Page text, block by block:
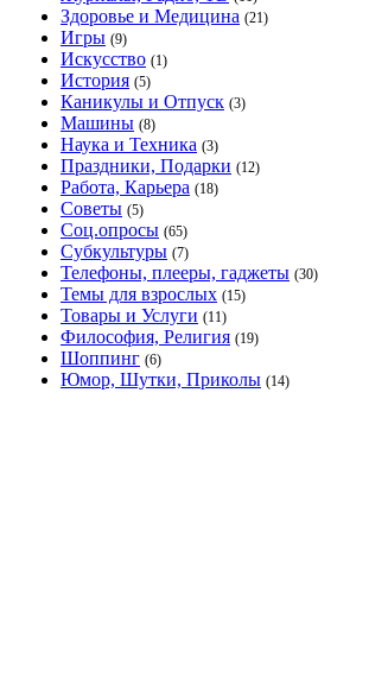
Здоровье и Медицина (21)
Игры (9)
Искусство (1)
История (5)
Каникулы и Отпуск (3)
Машины (8)
Наука и Техника (3)
Праздники, Подарки (12)
Работа, Карьера (18)
Советы (5)
Соц.опросы (65)
Субкультуры (7)
Телефоны, плееры, гаджеты (30)
Темы для взрослых (15)
Товары и Услуги (11)
Философия, Религия (19)
Шоппинг (6)
Юмор, Шутки, Приколы (14)